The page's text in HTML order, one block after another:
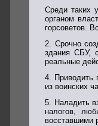
Среди таких
органом
горсоветов.
2. Срочно
здания СБУ,
реальные
4. Приводить
из воинских
5. Наладить
налогов,
восставшими